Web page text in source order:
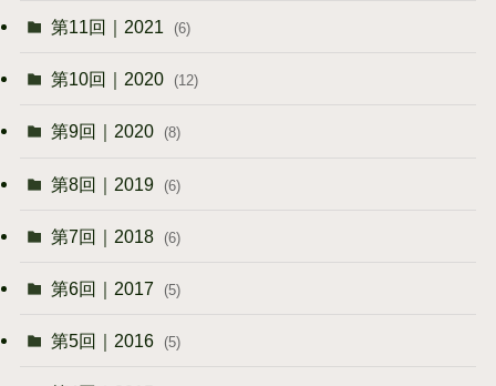
第11回｜2021 (6)
第10回｜2020 (12)
第9回｜2020 (8)
第8回｜2019 (6)
第7回｜2018 (6)
第6回｜2017 (5)
第5回｜2016 (5)